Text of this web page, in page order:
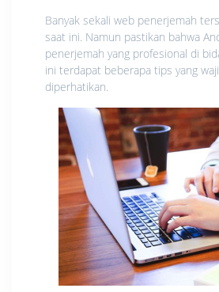
Banyak sekali web penerjemah
saat ini. Namun pastikan bahwa
penerjemah yang profesional di
ini terdapat beberapa tips yang
diperhatikan.